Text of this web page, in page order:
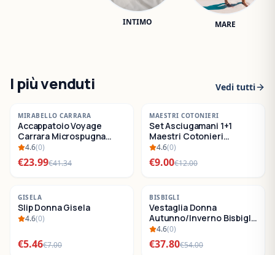
INTIMO MARE
I più venduti Vedi tutti
-42%
SALDI
MIRABELLO CARRARA
Accappatoio Voyage
Carrara Microspugna
Cotone
4.6(0)
€23.99€41.34
-25%
SALDI
MAESTRI COTONIERI
Set Asciugamani 1+1
Maestri Cotonieri
Eternity Spugna di
Cotone
4.6(0)
€9.00€12.00
-22 %
SALDI
GISELA
Slip Donna Gisela
4.6(0)
€5.46€7.00
-30 %
SALDI
BISBIGLI
Vestaglia Donna
Autunno/Inverno Bisbigli
BO288632
4.6(0)
€37.80€54.00